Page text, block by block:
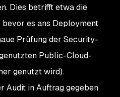
Dies betrifft etwa die
es ans Deployment
Prüfung der Security-
Public-Cloud-
genutzt wird).
Audit in Auftrag gegeben